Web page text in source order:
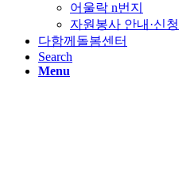
어울락 n번지
자원봉사 안내·신청
다함께돌봄센터
Search
Menu